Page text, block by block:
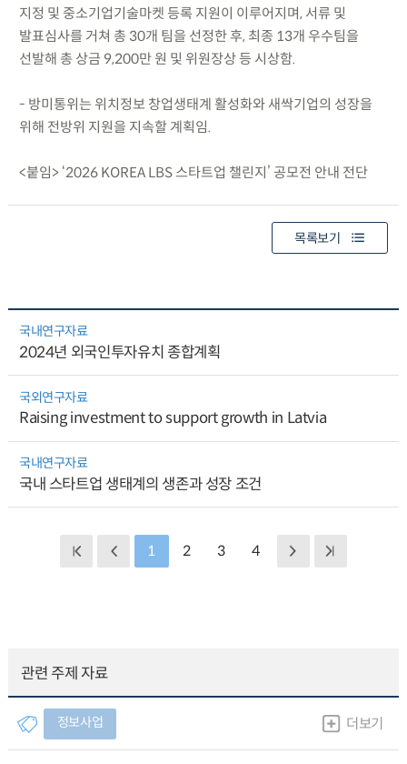
지정 및 중소기업기술마켓 등록 지원이 이루어지며, 서류 및
발표심사를 거쳐 총 30개 팀을 선정한 후, 최종 13개 우수팀을
선발해 총 상금 9,200만 원 및 위원장상 등 시상함.
- 방미통위는 위치정보 창업생태계 활성화와 새싹기업의 성장을
위해 전방위 지원을 지속할 계획임.
<붙임> ‘2026 KOREA LBS 스타트업 챌린지’ 공모전 안내 전단
목록보기
국내연구자료
2024년 외국인투자유치 종합계획
국외연구자료
Raising investment to support growth in Latvia
국내연구자료
국내 스타트업 생태계의 생존과 성장 조건
1 2 3 4
관련 주제 자료
정보사업 더보기